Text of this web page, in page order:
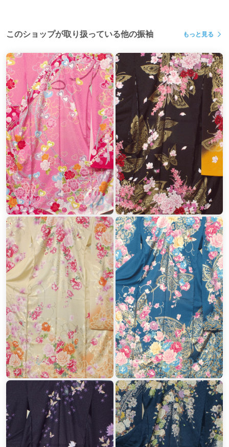
このショップが取り扱っている他の振袖 もっと見る